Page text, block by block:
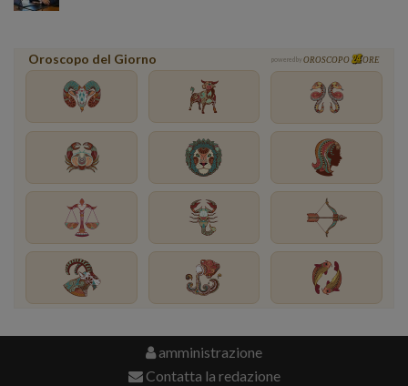
Oroscopo del Giorno powered by OROSCOPO ORE
amministrazione
Contatta la redazione